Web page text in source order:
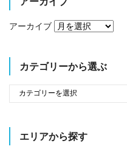
アーカイブ
カテゴリーから選ぶ
エリアから探す